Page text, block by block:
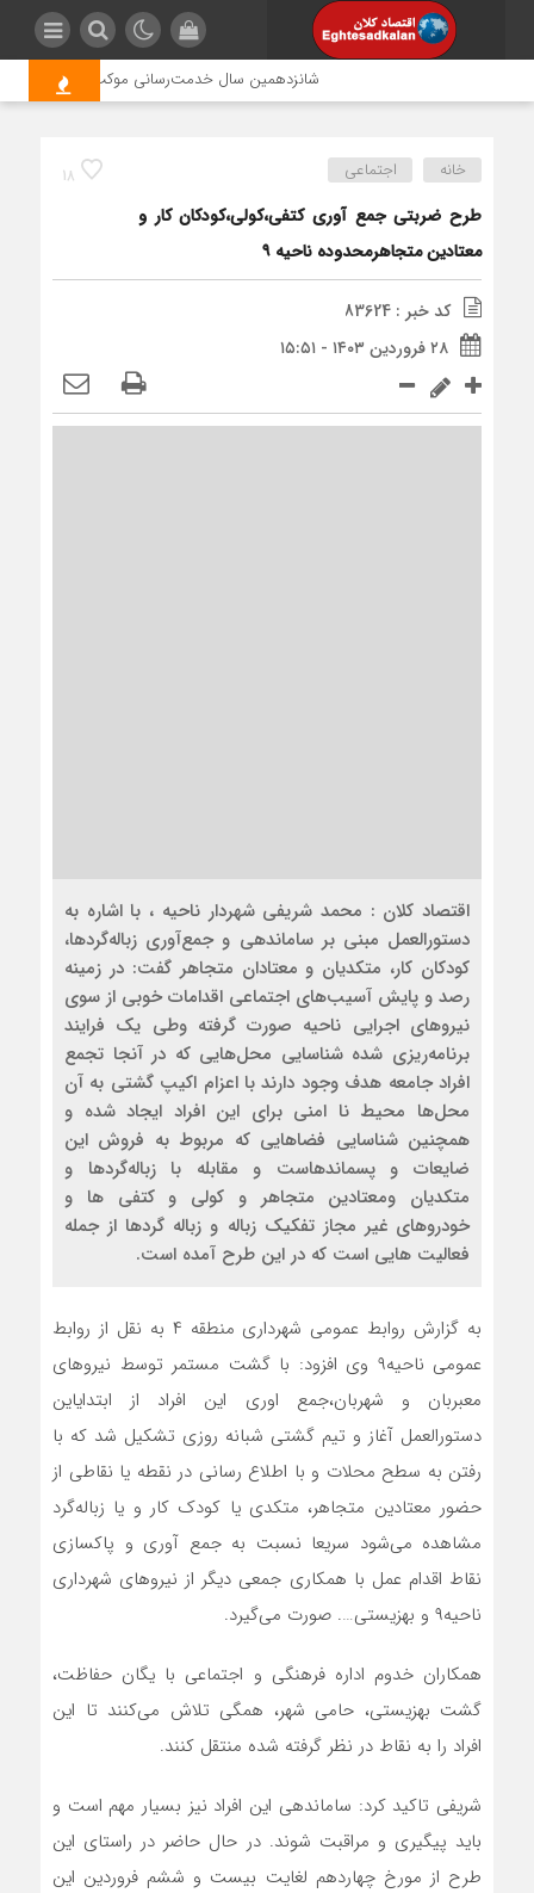
شانزدهمین سال خدمت‌رسانی موکب امام رضا (ع)
18 خانه اجتماعی
طرح ضربتی جمع آوری کتفی،کولی،کودکان کار و
معتادین متجاهرمحدوده ناحیه ۹
کد خبر : 83624
۲۸ فروردین ۱۴۰۳ - ۱۵:۵۱
اقتصاد کلان : محمد شریفی شهردار ناحیه ، با اشاره به
دستورالعمل مبنی بر ساماندهی و جمع‌آوری زباله‌گردها،
کودکان کار، متکدیان و معتادان متجاهر گفت: در زمینه
رصد و پایش آسیب‌های اجتماعی اقدامات خوبی از سوی
نیروهای اجرایی ناحیه صورت گرفته وطی یک فرایند
برنامه‌ریزی شده شناسایی محل‌هایی که در آنجا تجمع
افراد جامعه هدف وجود دارند با اعزام اکیپ گشتی به آن
محل‌ها محیط نا امنی برای این افراد ایجاد شده و
همچنین شناسایی فضاهایی که مربوط به فروش این
ضایعات و پسماندهاست و مقابله با زباله‌گردها و
متکدیان ومعتادین متجاهر و کولی و کتفی ها و
خودروهای غیر مجاز تفکیک زباله و زباله گردها از جمله
فعالیت هایی است که در این طرح آمده است.
به گزارش روابط عمومي شهرداری منطقه ۴ به نقل از روابط
عمومی ناحیه۹ وی افزود: با گشت مستمر توسط نیروهای
معبربان و شهربان،جمع اوری این افراد از ابتدایاین
دستورالعمل آغاز و تیم گشتی شبانه روزی تشکیل شد که با
رفتن به سطح محلات و با اطلاع رسانی در نقطه یا نقاطی از
حضور معتادین متجاهر، متکدی یا کودک کار و یا زباله‌گرد
مشاهده می‌شود سریعا نسبت به جمع آوری و پاکسازی
نقاط اقدام عمل با همکاری جمعی دیگر از نیروهای شهرداری
ناحیه۹ و بهزیستی…. صورت می‌گیرد.
همکاران خدوم اداره فرهنگی و اجتماعی با یگان حفاظت،
گشت بهزیستی، حامی شهر، همگی تلاش می‌کنند تا این
افراد را به نقاط در نظر گرفته شده منتقل کنند.
شریفی تاکید کرد: ساماندهی این افراد نیز بسیار مهم است و
باید پیگیری و مراقبت شوند. در حال حاضر در راستای این
طرح از مورخ چهاردهم لغایت بیست و ششم فروردین این